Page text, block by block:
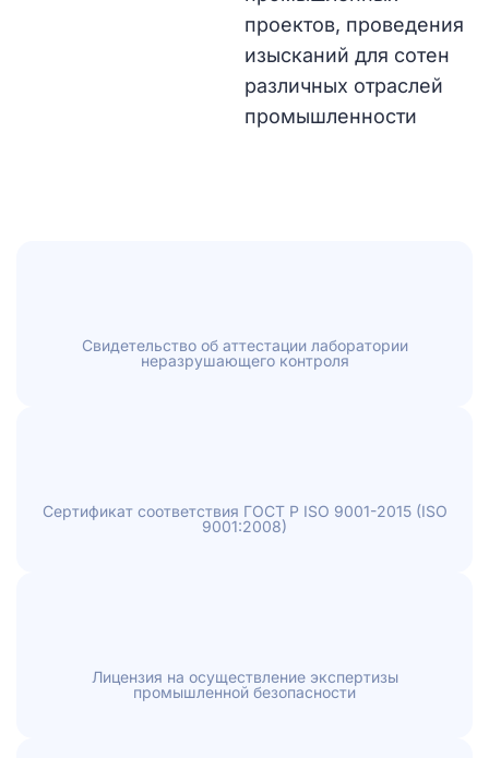
проектов, проведения
изысканий для сотен
различных отраслей
промышленности
Свидетельство об аттестации лаборатории
неразрушающего контроля
Сертификат соответствия ГОСТ Р ISO 9001-2015 (ISO
9001:2008)
Лицензия на осуществление экспертизы
промышленной безопасности